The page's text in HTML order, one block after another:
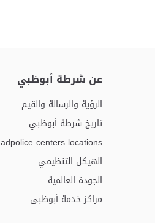
عن شرطة أبوظبي
الرؤية والرسالة والقيم
تاريخ شرطة أبوظبي
adpolice centers locations
الهيكل التنظيمي
الجودة العالمية
مراكز خدمة أبوظبى